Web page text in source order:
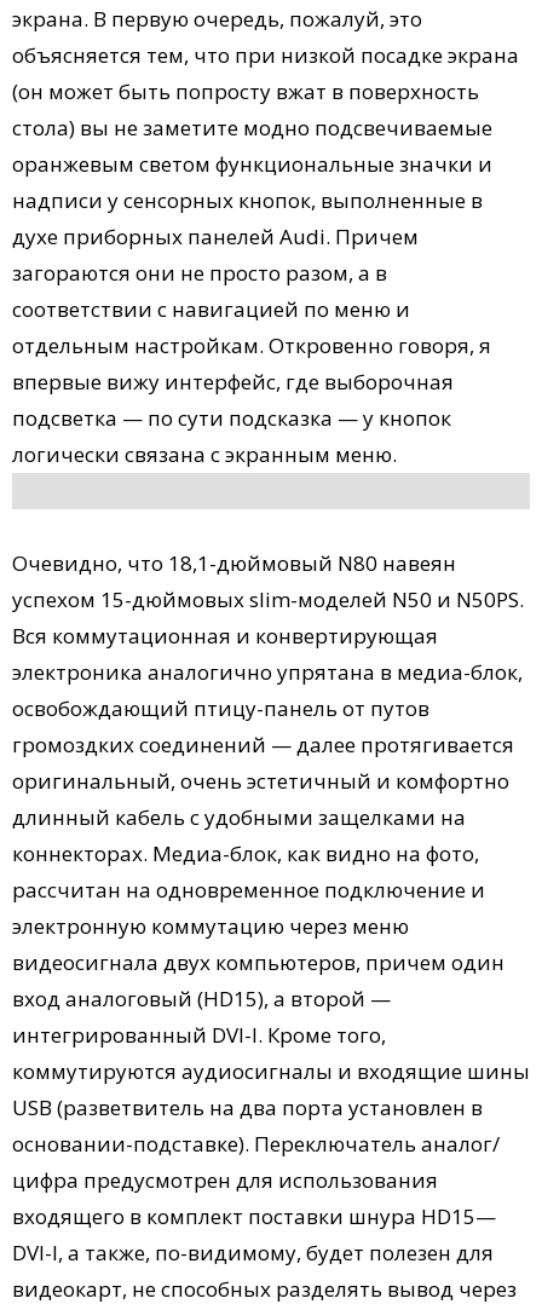
экрана. В первую очередь, пожалуй, это
объясняется тем, что при низкой посадке экрана
(он может быть попросту вжат в поверхность
стола) вы не заметите модно подсвечиваемые
оранжевым светом функциональные значки и
надписи у сенсорных кнопок, выполненные в
духе приборных панелей Audi. Причем
загораются они не просто разом, а в
соответствии с навигацией по меню и
отдельным настройкам. Откровенно говоря, я
впервые вижу интерфейс, где выборочная
подсветка — по сути подсказка — у кнопок
логически связана с экранным меню.
Очевидно, что 18,1-дюймовый N80 навеян
успехом 15-дюймовых slim-моделей N50 и N50PS.
Вся коммутационная и конвертирующая
электроника аналогично упрятана в медиа-блок,
освобождающий птицу-панель от путов
громоздких соединений — далее протягивается
оригинальный, очень эстетичный и комфортно
длинный кабель с удобными защелками на
коннекторах. Медиа-блок, как видно на фото,
рассчитан на одновременное подключение и
электронную коммутацию через меню
видеосигнала двух компьютеров, причем один
вход аналоговый (HD15), а второй —
интегрированный DVI-I. Кроме того,
коммутируются аудиосигналы и входящие шины
USB (разветвитель на два порта установлен в
основании-подставке). Переключатель аналог/
цифра предусмотрен для использования
входящего в комплект поставки шнура HD15—
DVI-I, а также, по-видимому, будет полезен для
видеокарт, не способных разделять вывод через